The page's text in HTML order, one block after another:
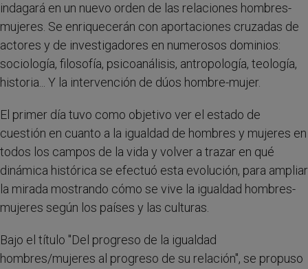
indagará en un nuevo orden de las relaciones hombres-
mujeres. Se enriquecerán con aportaciones cruzadas de
actores y de investigadores en numerosos dominios:
sociología, filosofía, psicoanálisis, antropología, teología,
historia... Y la intervención de dúos hombre-mujer.
El primer día tuvo como objetivo ver el estado de
cuestión en cuanto a la igualdad de hombres y mujeres en
todos los campos de la vida y volver a trazar en qué
dinámica histórica se efectuó esta evolución, para ampliar
la mirada mostrando cómo se vive la igualdad hombres-
mujeres según los países y las culturas.
Bajo el título "Del progreso de la igualdad
hombres/mujeres al progreso de su relación", se propuso